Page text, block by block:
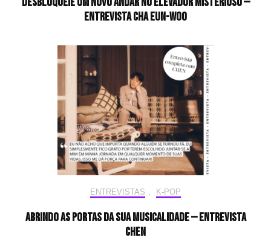
Entrevista CHA EUN-WOO
ENTREVISTAS , K-POP
Abrindo as portas da sua musicalidade — Entrevista
CHEN